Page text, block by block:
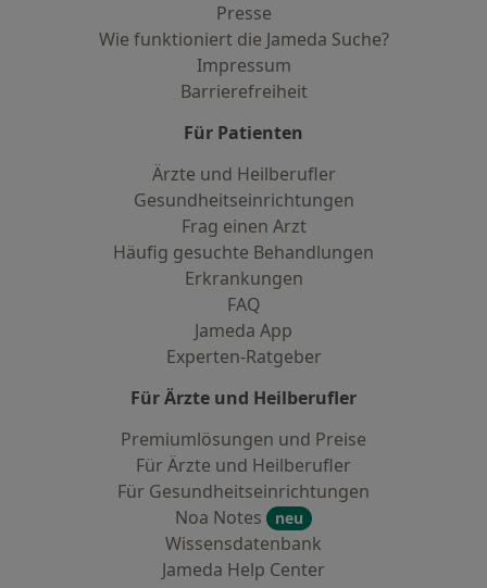
Presse
Wie funktioniert die Jameda Suche?
Impressum
Barrierefreiheit
Für Patienten
Ärzte und Heilberufler
Gesundheitseinrichtungen
Frag einen Arzt
Häufig gesuchte Behandlungen
Erkrankungen
FAQ
Jameda App
Experten-Ratgeber
Für Ärzte und Heilberufler
Premiumlösungen und Preise
Für Ärzte und Heilberufler
Für Gesundheitseinrichtungen
Noa Notes
neu
Wissensdatenbank
Jameda Help Center